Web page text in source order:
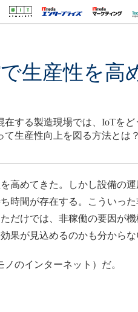
生産性を高
する製造現場では、IoTを
生産性向上を図る方法とは？
高めてきた。しかし設備の
時間が存在する。こういっ
だけでは、非稼働の要因が
果が見込めるのかも分からな
のインターネット）だ。